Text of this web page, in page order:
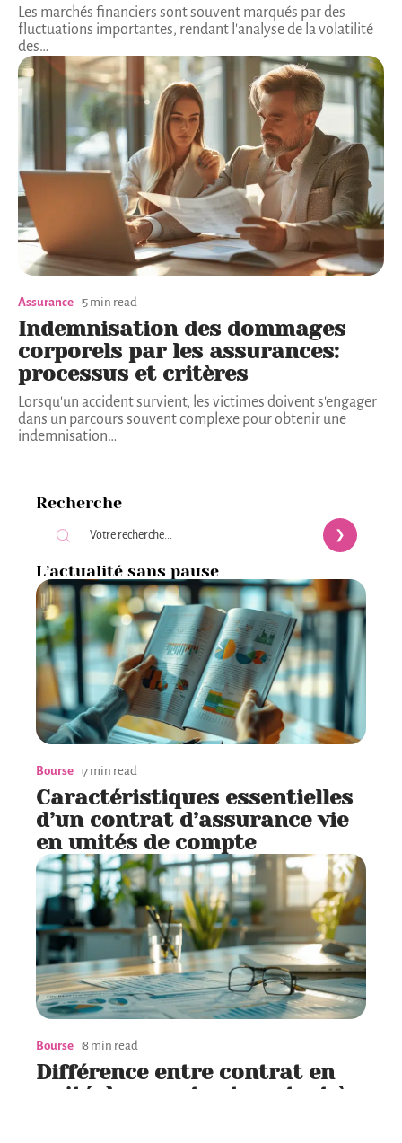
Les marchés financiers sont souvent marqués par des
fluctuations importantes, rendant l'analyse de la volatilité
des…
Assurance 5 min read
Indemnisation des dommages
corporels par les assurances:
processus et critères
Lorsqu'un accident survient, les victimes doivent s'engager
dans un parcours souvent complexe pour obtenir une
indemnisation…
Recherche
L’actualité sans pause
Bourse 7 min read
Caractéristiques essentielles
d’un contrat d’assurance vie
en unités de compte
Bourse 8 min read
Différence entre contrat en
unité de compte et contrat à